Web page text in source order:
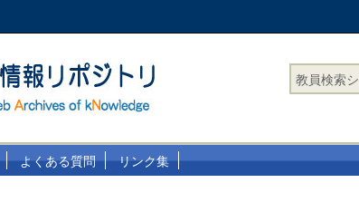
教員検索
よくある質問 リンク集